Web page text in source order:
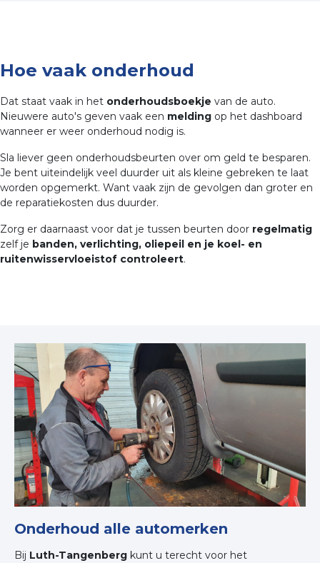
Hoe vaak onderhoud
Dat staat vaak in het onderhoudsboekje van de auto.
Nieuwere auto's geven vaak een melding op het dashboard
wanneer er weer onderhoud nodig is.
Sla liever geen onderhoudsbeurten over om geld te besparen.
Je bent uiteindelijk veel duurder uit als kleine gebreken te laat
worden opgemerkt. Want vaak zijn de gevolgen dan groter en
de reparatiekosten dus duurder.
Zorg er daarnaast voor dat je tussen beurten door regelmatig
zelf je banden, verlichting, oliepeil en je koel- en
ruitenwisservloeistof controleert.
Onderhoud alle automerken
Bij Luth-Tangenberg kunt u terecht voor het